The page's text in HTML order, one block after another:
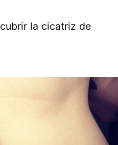
la cicatriz de